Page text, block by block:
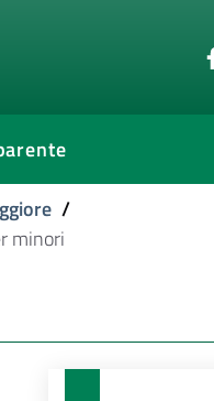
/
minori